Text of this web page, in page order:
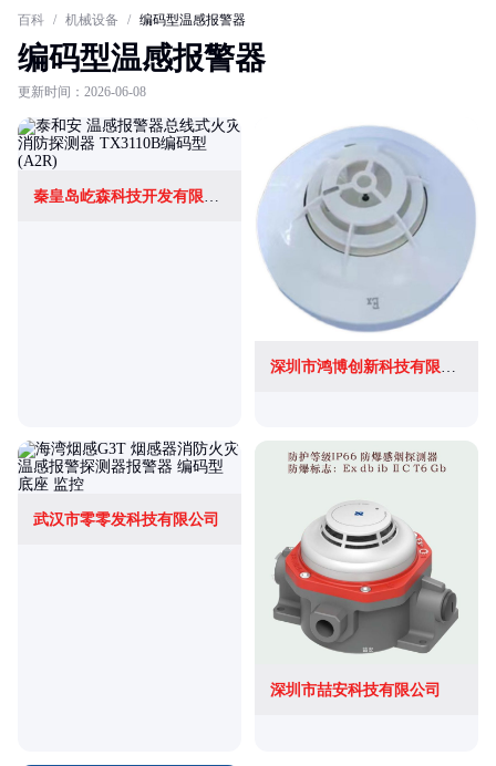
百科 / 机械设备 / 编码型温感报警器
编码型温感报警器
更新时间：2026-06-08
秦皇岛屹森科技开发有限公司
深圳市鸿博创新科技有限公司
武汉市零零发科技有限公司
深圳市喆安科技有限公司